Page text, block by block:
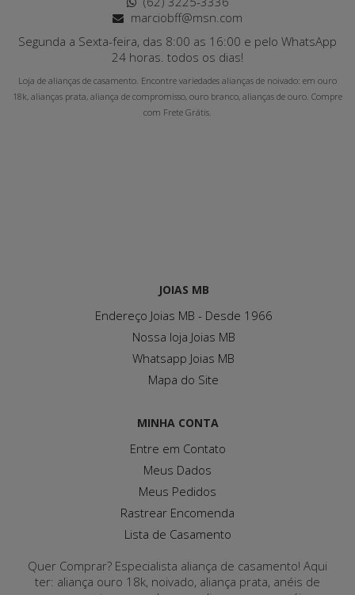
JOIAS MB
Endereço Joias MB - Desde 1966
Nossa loja Joias MB
Whatsapp Joias MB
Mapa do Site
MINHA CONTA
Entre em Contato
Meus Dados
Meus Pedidos
Rastrear Encomenda
Lista de Casamento
marciobff@msn.com
Segunda a Sexta-feira, das 8:00 as 16:00 e pelo WhatsApp
24 horas. todos os dias!
Loja de alianças de casamento. Encontre variedades alianças de noivado: em ouro
18k, alianças prata, aliança de compromisso, ouro branco, alianças de ouro. Compre
com Frete Grátis.
Quer Comprar? Especialista aliança de casamento! Aqui
ter: aliança ouro 18k, noivado, aliança prata, anéis de